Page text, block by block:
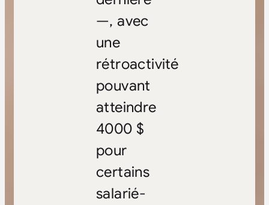
—, avec
une
rétroactivité
pouvant
atteindre
4000 $
pour
certains
salarié-